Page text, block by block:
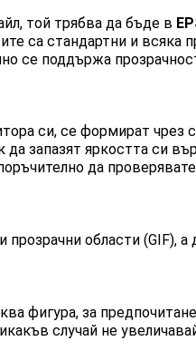
той трябва да бъде в
са стандартни и
се поддържа
си, се формират чрез
запазят яркостта си
да
области (GIF), а
фигура, за
случай не